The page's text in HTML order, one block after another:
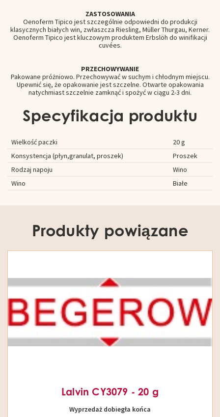
ZASTOSOWANIA
Oenoferm Tipico jest szczególnie odpowiedni do produkcji
klasycznych białych win, zwłaszcza Riesling, Müller Thurgau, Kerner.
Oenoferm Tipico jest kluczowym produktem Erbslöh do winifikacji
cuvées.
PRZECHOWYWANIE
Pakowane próżniowo. Przechowywać w suchym i chłodnym miejscu.
Upewnić się, że opakowanie jest szczelne. Otwarte opakowania
natychmiast szczelnie zamknąć i spożyć w ciągu 2-3 dni.
Specyfikacja produktu
Wielkość paczki
20 g
Konsystencja (płyn,granulat, proszek)
Proszek
Rodzaj napoju
Wino
Wino
Białe
Produkty powiązane
Lalvin CY3079 - 20 g
Wyprzedaż dobiegła końca